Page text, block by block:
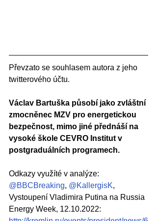
Převzato se souhlasem autora z jeho
twitterového účtu.
Václav Bartuška působí jako zvláštní
zmocněnec MZV pro energetickou
bezpečnost, mimo jiné přednáší na
vysoké škole CEVRO Institut v
postgraduálních programech.
Odkazy využíté v analýze:
@BBCBreaking, @KallergisK,
Vystoupení Vladimira Putina na Russia
Energy Week, 12.10.2022: